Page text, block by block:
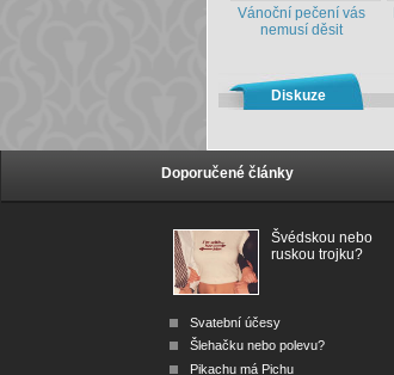
Vánoční pečení vás
nemusí děsit
Diskuze
Doporučené články
Švédskou nebo
ruskou trojku?
Svatební účesy
Šlehačku nebo polevu?
Pikachu má Pichu